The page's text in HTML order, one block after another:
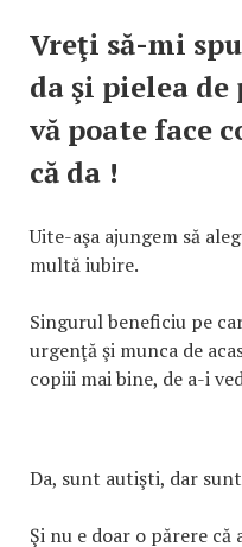
Vreţi să-mi
da şi pielea de
vă poate face
că da !
Uite-aşa ajungem să
multă iubire.
Singurul beneficiu pe
urgenţă şi munca de
copiii mai bine, de a-i
Da, sunt autişti, dar
Şi nu e doar o părere